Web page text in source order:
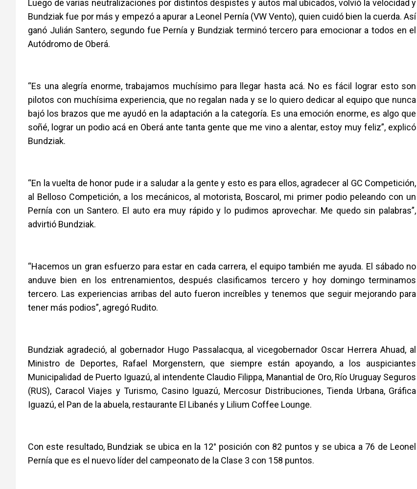
Luego de varias neutralizaciones por distintos despistes y autos mal ubicados, volvió la velocidad y
Bundziak fue por más y empezó a apurar a Leonel Pernía (VW Vento), quien cuidó bien la cuerda. Así
ganó Julián Santero, segundo fue Pernía y Bundziak terminó tercero para emocionar a todos en el
Autódromo de Oberá.
“Es una alegría enorme, trabajamos muchísimo para llegar hasta acá. No es fácil lograr esto son
pilotos con muchísima experiencia, que no regalan nada y se lo quiero dedicar al equipo que nunca
bajó los brazos que me ayudó en la adaptación a la categoría. Es una emoción enorme, es algo que
soñé, lograr un podio acá en Oberá ante tanta gente que me vino a alentar, estoy muy feliz”, explicó
Bundziak.
“En la vuelta de honor pude ir a saludar a la gente y esto es para ellos, agradecer al GC Competición,
al Belloso Competición, a los mecánicos, al motorista, Boscarol, mi primer podio peleando con un
Pernía con un Santero. El auto era muy rápido y lo pudimos aprovechar. Me quedo sin palabras”,
advirtió Bundziak.
“Hacemos un gran esfuerzo para estar en cada carrera, el equipo también me ayuda. El sábado no
anduve bien en los entrenamientos, después clasificamos tercero y hoy domingo terminamos
tercero. Las experiencias arribas del auto fueron increíbles y tenemos que seguir mejorando para
tener más podios”, agregó Rudito.
Bundziak agradeció, al gobernador Hugo Passalacqua, al vicegobernador Oscar Herrera Ahuad, al
Ministro de Deportes, Rafael Morgenstern, que siempre están apoyando, a los auspiciantes
Municipalidad de Puerto Iguazú, al intendente Claudio Filippa, Manantial de Oro, Río Uruguay Seguros
(RUS), Caracol Viajes y Turismo, Casino Iguazú, Mercosur Distribuciones, Tienda Urbana, Gráfica
Iguazú, el Pan de la abuela, restaurante El Libanés y Lilium Coffee Lounge.
Con este resultado, Bundziak se ubica en la 12° posición con 82 puntos y se ubica a 76 de Leonel
Pernía que es el nuevo líder del campeonato de la Clase 3 con 158 puntos.